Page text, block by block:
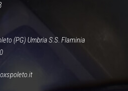
(PG) Umbria S.S. Flaminia